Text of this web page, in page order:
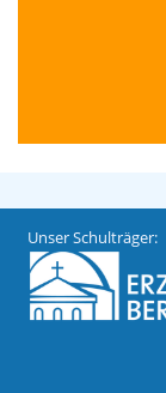
Unser Schulträger: